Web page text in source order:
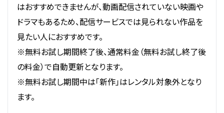
はおすすめできませんが、動画配信されていない映画や
ドラマもあるため、配信サービスでは見られない作品を
見たい人におすすめです。
※無料お試し期間終了後、通常料金（無料お試し終了後
の料金）で自動更新となります。
※無料お試し期間中は「新作」はレンタル対象外となり
ます。